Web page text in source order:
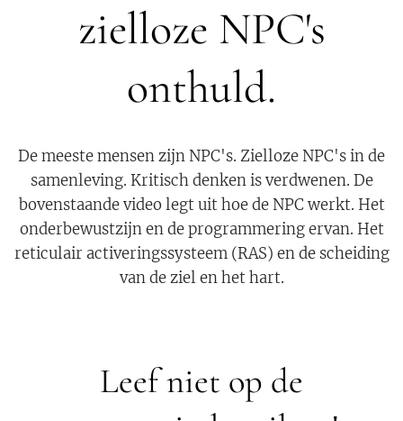
zielloze NPC's
onthuld.
De meeste mensen zijn NPC's. Zielloze NPC's in de
samenleving. Kritisch denken is verdwenen. De
bovenstaande video legt uit hoe de NPC werkt. Het
onderbewustzijn en de programmering ervan. Het
reticulair activeringssysteem (RAS) en de scheiding
van de ziel en het hart.
Leef niet op de